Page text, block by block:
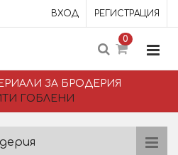
ВХОД РЕГИСТРАЦИЯ
0
ЗА БРОДЕРИЯ
ГОБЛЕНИ